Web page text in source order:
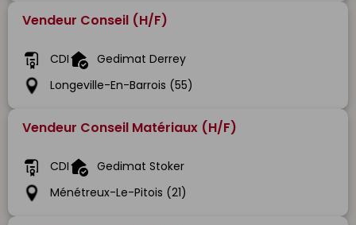
Vendeur Conseil (H/F)
CDI
Gedimat Derrey
Longeville-En-Barrois (55)
Vendeur Conseil Matériaux (H/F)
CDI
Gedimat Stoker
Ménétreux-Le-Pitois (21)